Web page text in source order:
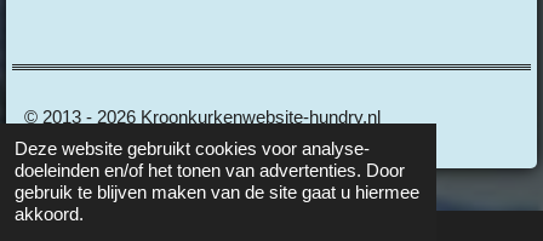
Deze website gebruikt cookies voor analyse-
doeleinden en/of het tonen van advertenties. Door
gebruik te blijven maken van de site gaat u hiermee
akkoord.
© 2013 - 2026 Kroonkurkenwebsite-hundry.nl